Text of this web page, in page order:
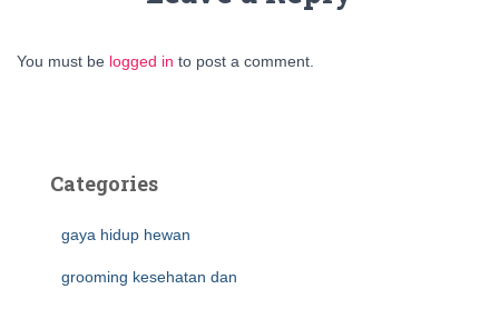
You must be logged in to post a comment.
Categories
gaya hidup hewan
grooming kesehatan dan